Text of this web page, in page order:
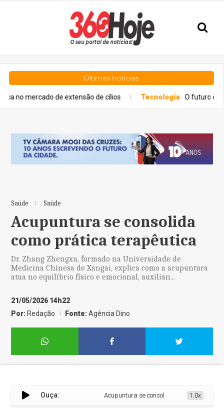
Últimas notícias
de extensão de cílios Tecnologia O futuro da educação
Saúde Saúde
Acupuntura se consolida
como prática terapêutica
Dr. Zhang Zhengxu, formado na Universidade de
Medicina Chinesa de Xangai, explica como a acupuntura
atua no equilíbrio físico e emocional, auxilian...
21/05/2026 14h22
Por: Redação Fonte:Agência Dino
Ouça: Acupuntura se consolida como prática
1.0x